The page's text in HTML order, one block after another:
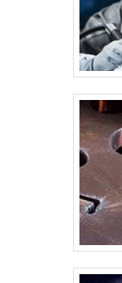
e mais espessas. A soldagem precisa ser feita com muita precisão
para garantir a
material armazenado. 5. Montagem e Construção da
a estrutura final. O processo inclui:
grandes, é comum
onde o silo será
o peso do silo e o material
As chapas curvadas
do silo. Essas
vertical, dependendo do design. Instalação
São colocados
do fundo do silo: O